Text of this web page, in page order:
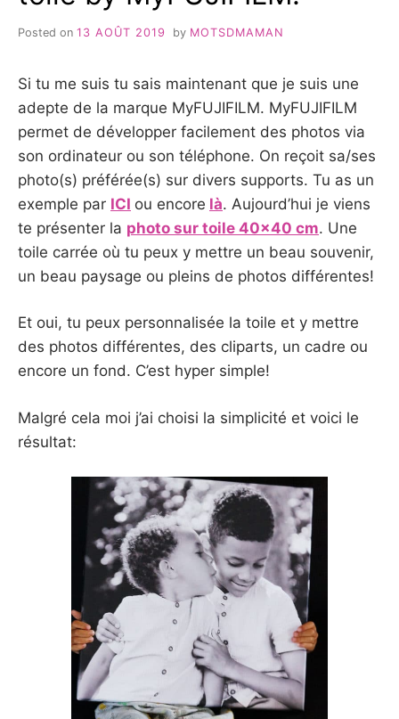
PROPRETÉ
Posted on 13 AOÛT 2019 by MOTSDMAMAN
Si tu me suis tu sais maintenant que je suis une
adepte de la marque MyFUJIFILM. MyFUJIFILM
permet de développer facilement des photos via
son ordinateur ou son téléphone. On reçoit sa/ses
photo(s) préférée(s) sur divers supports. Tu as un
exemple par ICI ou encore là. Aujourd’hui je viens
te présenter la photo sur toile 40×40 cm. Une
toile carrée où tu peux y mettre un beau souvenir,
un beau paysage ou pleins de photos différentes!
Et oui, tu peux personnalisée la toile et y mettre
des photos différentes, des cliparts, un cadre ou
encore un fond. C’est hyper simple!
Malgré cela moi j’ai choisi la simplicité et voici le
résultat: